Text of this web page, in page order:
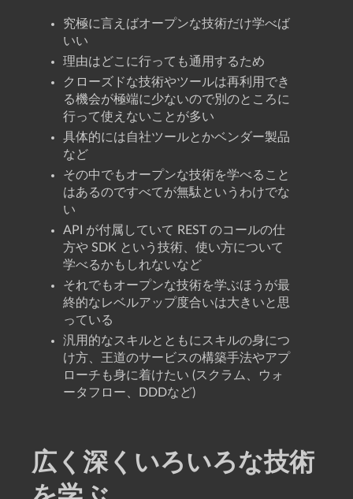
究極に言えばオープンな技術だけ学べば
いい
理由はどこに行っても通用するため
クローズドな技術やツールは再利用でき
る機会が極端に少ないので別のところに
行って使えないことが多い
具体的には自社ツールとかベンダー製品
など
その中でもオープンな技術を学べること
はあるのですべてが無駄というわけでな
い
API が付属していて REST のコールの仕
方や SDK という技術、使い方について
学べるかもしれないなど
それでもオープンな技術を学ぶほうが最
終的なレベルアップ度合いは大きいと思
っている
汎用的なスキルとともにスキルの身につ
け方、王道のサービスの構築手法やアプ
ローチも身に着けたい (スクラム、ウォ
ータフロー、DDDなど)
広く深くいろいろな技術